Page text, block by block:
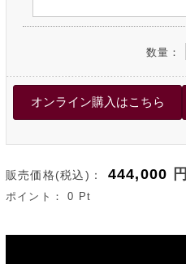
数量：
販売価格(税込)： 444,000 円
ポイント：0 Pt